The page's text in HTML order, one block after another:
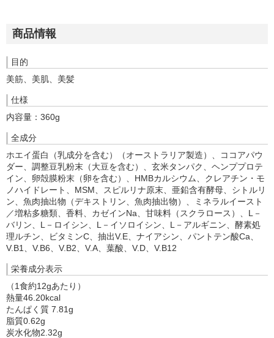
商品情報
目的
美筋、美肌、美髪
仕様
内容量：360g
全成分
ホエイ蛋白（乳成分を含む）（オーストラリア製造）、ココアパウ
ダー、調整豆乳粉末（大豆を含む）、玄米タンパク、ヘンププロテ
イン、卵殻膜粉末（卵を含む）、HMBカルシウム、クレアチン・モ
ノハイドレート、MSM、スピルリナ原末、亜鉛含有酵母、シトルリ
ン、魚肉抽出物（デキストリン、魚肉抽出物）、ミネラルイースト
／増粘多糖類、香料、カゼインNa、甘味料（スクラロース）、L－
バリン、L－ロイシン、L－イソロイシン、L－アルギニン、酵素処
理ルチン、ビタミンC、抽出V.E、ナイアシン、パントテン酸Ca、
V.B1、V.B6、V.B2、V.A、葉酸、V.D、V.B12
栄養成分表示
（1食約12gあたり）
熱量46.20kcal
たんぱく質 7.81g
脂質0.62g
炭水化物2.32g